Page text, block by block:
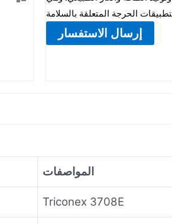
إرسال الاستفسار
المواصفات
Triconex 3708E